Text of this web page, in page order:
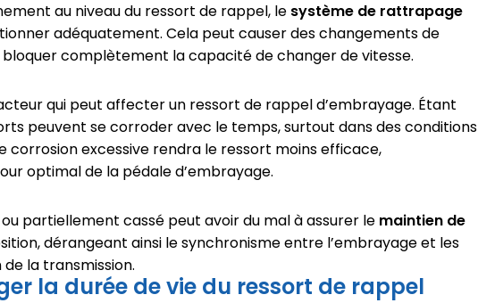
au niveau du ressort de rappel, le système de rattrapage
adéquatement. Cela peut causer des changements de
complètement la capacité de changer de vitesse.
qui peut affecter un ressort de rappel d’embrayage. Étant
peuvent se corroder avec le temps, surtout dans des conditions
corrosion excessive rendra le ressort moins efficace,
optimal de la pédale d’embrayage.
partiellement cassé peut avoir du mal à assurer le maintien de
dérangeant ainsi le synchronisme entre l’embrayage et les
la transmission.
la durée de vie du ressort de rappel